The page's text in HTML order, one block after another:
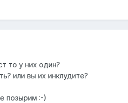
то у них один?
или вы их инклудите?
позырим :-)